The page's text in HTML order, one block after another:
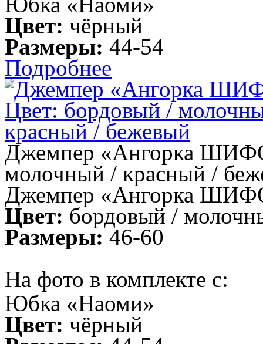
Цвет: чёрный
Размеры: 44-54
Подробнее
Джемпер «Ангорка
молочный / красный /
Джемпер «Ангорка
Цвет: бордовый /
Размеры:46-60
На фото в комплекте с:
Юбка «Наоми»
Цвет: чёрный